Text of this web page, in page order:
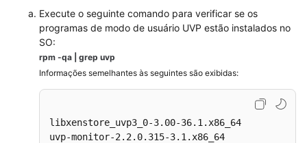
Importando
uma
imagem
Exportando
uma
Otimizando
Execute o seguinte comando para verificar se os
programas de modo de usuário UVP estão instalados no
SO:
rpm -qa | grep uvp
Informações semelhantes às seguintes são exibidas:
libxenstore_uvp3_0-3.00-36.1.x86_64
uvp-monitor-2.2.0.315-3.1.x86_64